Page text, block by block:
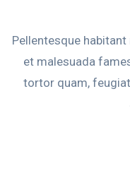
Pellentesque
et malesuada
tortor quam,